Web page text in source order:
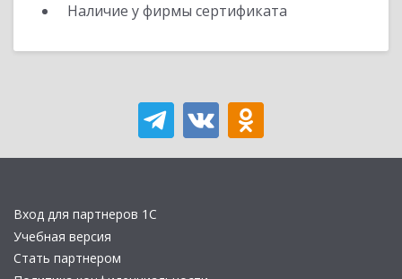
Наличие у фирмы сертификата
Вход для партнеров 1С
Учебная версия
Стать партнером